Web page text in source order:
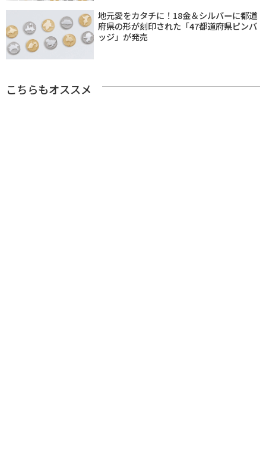
地元愛をカタチに！18金＆シルバーに都道
府県の形が刻印された「47都道府県ピンバ
ッジ」が発売
こちらもオススメ